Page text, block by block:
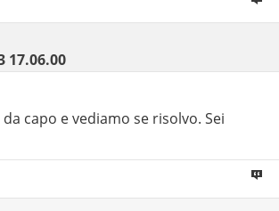
17.06.00
capo e vediamo se risolvo. Sei